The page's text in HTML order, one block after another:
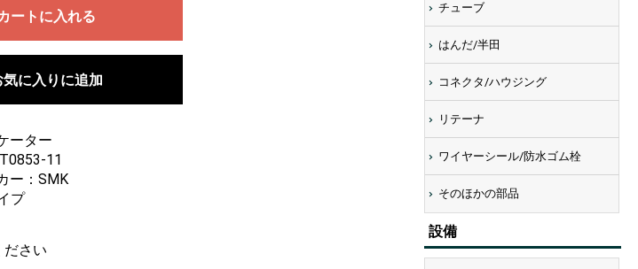
マウスを合わせると拡大されます 画像にマウスを合わせると拡大されま
ートに入れる
気に入りに追加
ーター
11
ー：SMK
プ
ださい
チューブ
はんだ/半田
コネクタ/ハウジング
リテーナ
ワイヤーシール/防水ゴム栓
そのほかの部品
設備